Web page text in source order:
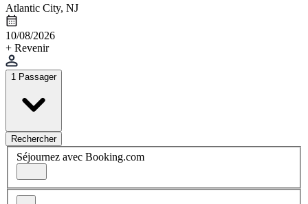
Atlantic City, NJ
10/08/2026
+ Revenir
1 Passager
Rechercher
Séjournez avec Booking.com